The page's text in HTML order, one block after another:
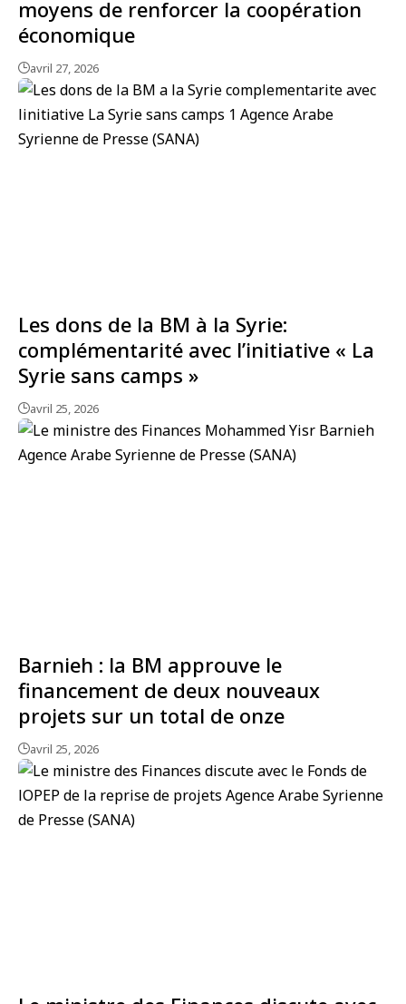
moyens de renforcer la coopération
économique
avril 27, 2026
Les dons de la BM à la Syrie:
complémentarité avec l’initiative « La
Syrie sans camps »
avril 25, 2026
Barnieh : la BM approuve le
financement de deux nouveaux
projets sur un total de onze
avril 25, 2026